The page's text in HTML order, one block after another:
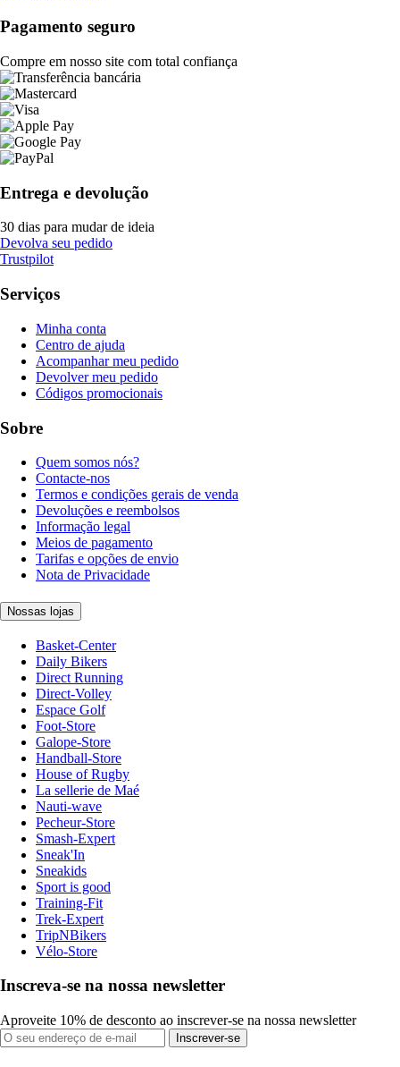
Pagamento seguro
Compre em nosso site com total confiança
Entrega e devolução
30 dias para mudar de ideia
Devolva seu pedido
Trustpilot
Serviços
Minha conta
Centro de ajuda
Acompanhar meu pedido
Devolver meu pedido
Códigos promocionais
Sobre
Quem somos nós?
Contacte-nos
Termos e condições gerais de venda
Devoluções e reembolsos
Informação legal
Meios de pagamento
Tarifas e opções de envio
Nota de Privacidade
Nossas lojas
Basket-Center
Daily Bikers
Direct Running
Direct-Volley
Espace Golf
Foot-Store
Galope-Store
Handball-Store
House of Rugby
La sellerie de Maé
Nauti-wave
Pecheur-Store
Smash-Expert
Sneak'In
Sneakids
Sport is good
Training-Fit
Trek-Expert
TripNBikers
Vélo-Store
Inscreva-se na nossa newsletter
Aproveite 10% de desconto ao inscrever-se na nossa newsletter
Inscrever-se